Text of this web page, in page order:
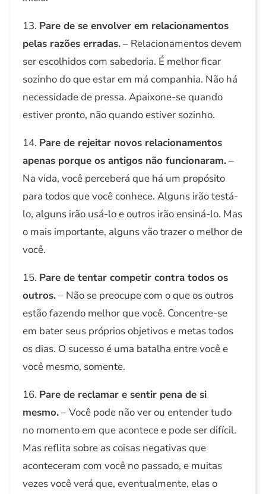
13. Pare de se envolver em relacionamentos
pelas razões erradas.– Relacionamentos devem
ser escolhidos com sabedoria. É melhor ficar
sozinho do que estar em má companhia. Não há
necessidade de pressa. Apaixone-se quando
estiver pronto, não quando estiver sozinho.
14. Pare de rejeitar novos relacionamentos
apenas porque os antigos não funcionaram.–
Na vida, você perceberá que há um propósito
para todos que você conhece. Alguns irão testá-
lo, alguns irão usá-lo e outros irão ensiná-lo. Mas
o mais importante, alguns vão trazer o melhor de
você.
15. Pare de tentar competir contra todos os
outros.– Não se preocupe com o que os outros
estão fazendo melhor que você. Concentre-se
em bater seus próprios objetivos e metas todos
os dias. O sucesso é uma batalha entre você e
você mesmo, somente.
16. Pare de reclamar e sentir pena de si
mesmo.– Você pode não ver ou entender tudo
no momento em que acontece e pode ser difícil.
Mas reflita sobre as coisas negativas que
aconteceram com você no passado, e muitas
vezes você verá que, eventualmente, elas o